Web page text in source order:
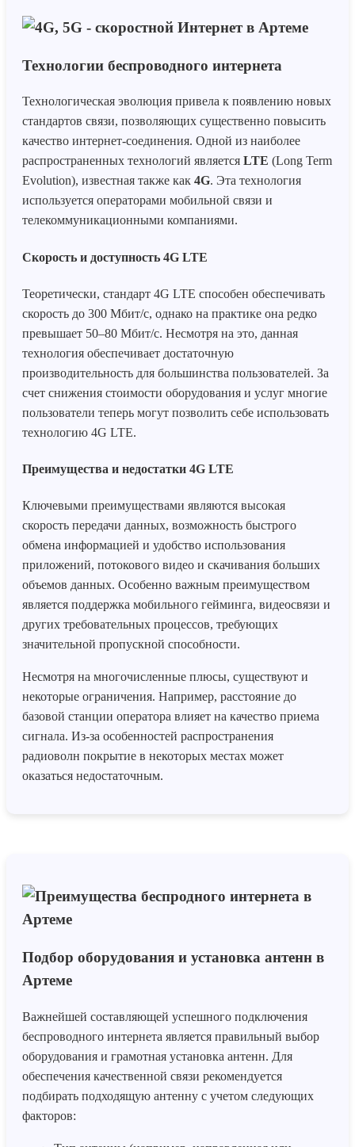
Технологии беспроводного интернета
Технологическая эволюция привела к появлению новых
стандартов связи, позволяющих существенно повысить
качество интернет-соединения. Одной из наиболее
распространенных технологий является LTE (Long Term
Evolution), известная также как 4G. Эта технология
используется операторами мобильной связи и
телекоммуникационными компаниями.
Скорость и доступность 4G LTE
Теоретически, стандарт 4G LTE способен обеспечивать
скорость до 300 Мбит/с, однако на практике она редко
превышает 50–80 Мбит/с. Несмотря на это, данная
технология обеспечивает достаточную
производительность для большинства пользователей. За
счет снижения стоимости оборудования и услуг многие
пользователи теперь могут позволить себе использовать
технологию 4G LTE.
Преимущества и недостатки 4G LTE
Ключевыми преимуществами являются высокая
скорость передачи данных, возможность быстрого
обмена информацией и удобство использования
приложений, потокового видео и скачивания больших
объемов данных. Особенно важным преимуществом
является поддержка мобильного гейминга, видеосвязи и
других требовательных процессов, требующих
значительной пропускной способности.
Несмотря на многочисленные плюсы, существуют и
некоторые ограничения. Например, расстояние до
базовой станции оператора влияет на качество приема
сигнала. Из-за особенностей распространения
радиоволн покрытие в некоторых местах может
оказаться недостаточным.
Подбор оборудования и установка антенн в
Артеме
Важнейшей составляющей успешного подключения
беспроводного интернета является правильный выбор
оборудования и грамотная установка антенн. Для
обеспечения качественной связи рекомендуется
подбирать подходящую антенну с учетом следующих
факторов: